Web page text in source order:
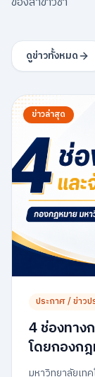
ดูข่าวทั้งหมด
ข่าวล่าสุด
ประกาศ / ข่าว
4 ช่องทาง
โดยกองก
มหาวิทยาลัยเท